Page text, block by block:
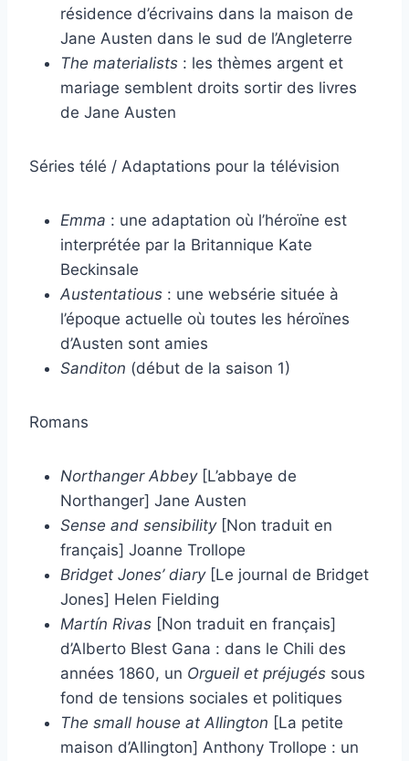
résidence d’écrivains dans la maison de
Jane Austen dans le sud de l’Angleterre
The materialists : les thèmes argent et
mariage semblent droits sortir des livres
de Jane Austen
Séries télé / Adaptations pour la télévision
Emma : une adaptation où l’héroïne est
interprétée par la Britannique Kate
Beckinsale
Austentatious : une websérie située à
l’époque actuelle où toutes les héroïnes
d’Austen sont amies
Sanditon (début de la saison 1)
Romans
Northanger Abbey[L’abbaye de
Northanger] Jane Austen
Sense and sensibility[Non traduit en
français] Joanne Trollope
Bridget Jones’ diary[Le journal de Bridget
Jones] Helen Fielding
Martín Rivas [Non traduit en français]
d’Alberto Blest Gana : dans le Chili des
années 1860, un Orgueil et préjugés sous
fond de tensions sociales et politiques
The small house at Allington [La petite
maison d’Allington] Anthony Trollope : un